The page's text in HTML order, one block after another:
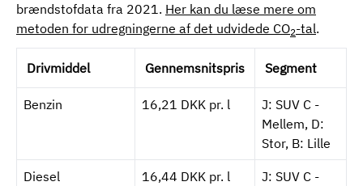
brændstofdata fra 2021. Her kan du læse mere om
metoden for udregningerne af det udvidede CO2-tal.
Drivmiddel Gennemsnitspris Segment
Benzin 16,21 DKK pr. l
J: SUV C -
Mellem, D:
Stor, B: Lille
Diesel 16,44 DKK pr. l
J: SUV C -